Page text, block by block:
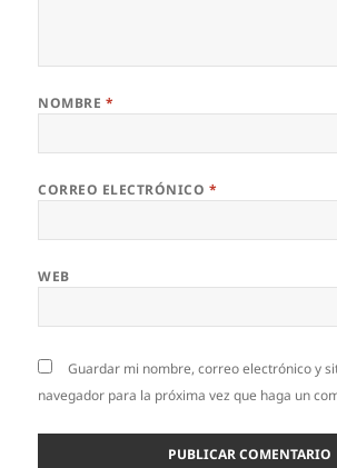
NOMBRE *
CORREO ELECTRÓNICO *
WEB
Guardar mi nombre, correo electrónico y
navegador para la próxima vez que haga un